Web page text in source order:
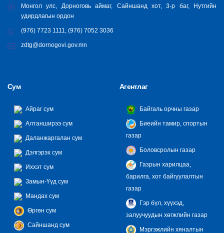
Монгол улс, Дорноговь аймаг, Сайншанд хот, 3-р баг, Нутгийн
удирдлагын ордон
(976) 7723 1111, (976) 7052 3036
zdtg@dornogovi.gov.mn
Сум
Айраг сум
Алтанширээ сум
Даланжаргалан сум
Дэлгэрэх сум
Иххэт сум
Замын-Үүд сум
Мандах сум
Өргөн сум
Сайншанд сум
Агентлаг
Байгаль орчны газар
Биеийн тамир, спортын
газар
Боловсролын газар
Газрын харилцаа,
барилга, хот байгуулалтын
газар
Гэр бүл, хүүхэд,
залуучуудын хөгжлийн газар
Мэргэжлийн хяналтын